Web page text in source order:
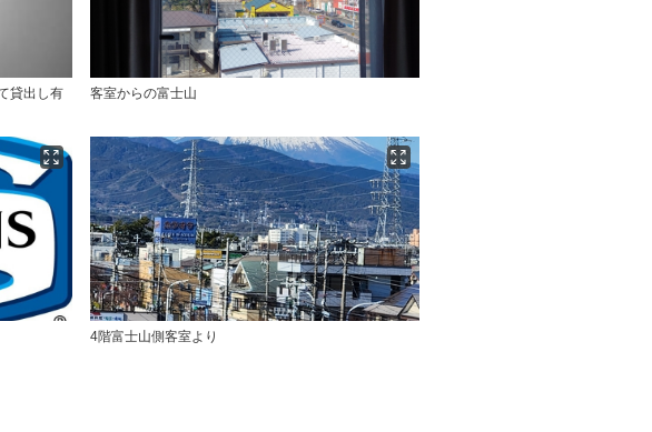
貸出し有 客室からの富士山
4階富士山側客室より